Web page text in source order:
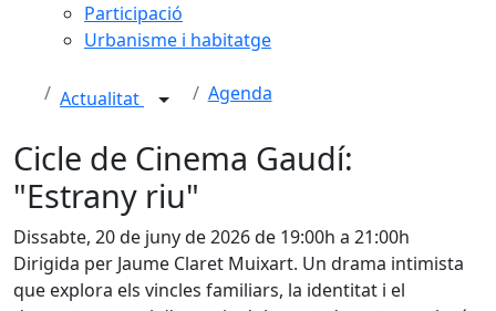
Participació
Urbanisme i habitatge
Actualitat Agenda
Cicle de Cinema Gaudí:
"Estrany riu"
Dissabte, 20 de juny de 2026 de 19:00h a 21:00h
Dirigida per Jaume Claret Muixart. Un drama intimista
que explora els vincles familiars, la identitat i el